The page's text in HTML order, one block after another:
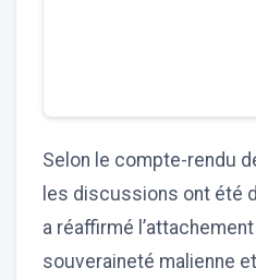
Selon le compte-rendu
les discussions ont été
a réaffirmé
souveraineté malienne